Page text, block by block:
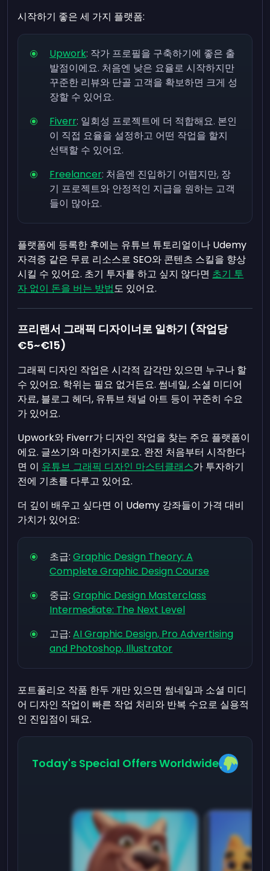
시작하기 좋은 세 가지 플랫폼:
Upwork: 작가 프로필을 구축하기에 좋은 출
발점이에요. 처음엔 낮은 요율로 시작하지만
꾸준한 리뷰와 단골 고객을 확보하면 크게 성
장할 수 있어요.
Fiverr: 일회성 프로젝트에 더 적합해요. 본인
이 직접 요율을 설정하고 어떤 작업을 할지
선택할 수 있어요.
Freelancer: 처음엔 진입하기 어렵지만, 장
기 프로젝트와 안정적인 지급을 원하는 고객
들이 많아요.
플랫폼에 등록한 후에는 유튜브 튜토리얼이나 Udemy
자격증 같은 무료 리소스로 SEO와 콘텐츠 스킬을 향상
시킬 수 있어요. 초기 투자를 하고 싶지 않다면 초기 투
자 없이 돈을 버는 방법도 있어요.
프리랜서 그래픽 디자이너로 일하기 (작업당
€5~€15)
그래픽 디자인 작업은 시각적 감각만 있으면 누구나 할
수 있어요. 학위는 필요 없거든요. 썸네일, 소셜 미디어
자료, 블로그 헤더, 유튜브 채널 아트 등이 꾸준히 수요
가 있어요.
Upwork와 Fiverr가 디자인 작업을 찾는 주요 플랫폼이
에요. 글쓰기와 마찬가지로요. 완전 처음부터 시작한다
면 이 유튜브 그래픽 디자인 마스터클래스가 투자하기
전에 기초를 다루고 있어요.
더 깊이 배우고 싶다면 이 Udemy 강좌들이 가격 대비
가치가 있어요:
초급: Graphic Design Theory: A
Complete Graphic Design Course
중급: Graphic Design Masterclass
Intermediate: The Next Level
고급: AI Graphic Design, Pro Advertising
and Photoshop, Illustrator
포트폴리오 작품 한두 개만 있으면 썸네일과 소셜 미디
어 디자인 작업이 빠른 작업 처리와 반복 수요로 실용적
인 진입점이 돼요.
Today's Special Offers Worldwide